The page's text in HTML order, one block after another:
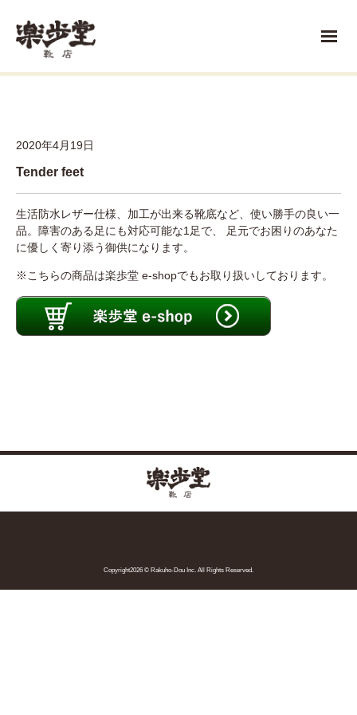
2020年4月19日
Tender feet
生活防水レザー仕様、加工が出来る靴底など、使い勝手の良い一
品。障害のある足にも対応可能な1足で、 足元でお困りのあなた
に優しく寄り添う御供になります。
※こちらの商品は楽歩堂 e-shopでもお取り扱いしております。
Copyright2026 © Rakuho-Dou Inc. All Rights Reserved.